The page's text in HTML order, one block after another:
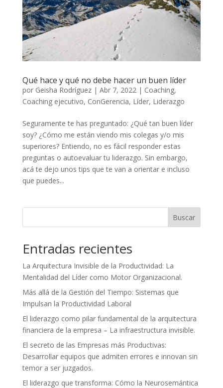
Qué hace y qué no debe hacer un buen líder
por Geisha Rodríguez| Abr 7, 2022| Coaching,
Coaching ejecutivo, ConGerencia, Líder, Liderazgo
Seguramente te has preguntado: ¿Qué tan buen líder
soy? ¿Cómo me están viendo mis colegas y/o mis
superiores? Entiendo, no es fácil responder estas
preguntas o autoevaluar tu liderazgo. Sin embargo,
acá te dejo unos tips que te van a orientar e incluso
que puedes...
Buscar
Entradas recientes
La Arquitectura Invisible de la Productividad: La
Mentalidad del Líder como Motor Organizacional.
Más allá de la Gestión del Tiempo: Sistemas que
Impulsan la Productividad Laboral
El liderazgo como pilar fundamental de la arquitectura
financiera de la empresa – La infraestructura invisible.
El secreto de las Empresas más Productivas:
Desarrollar equipos que admiten errores e innovan sin
temor a ser juzgados.
El liderazgo que transforma: Cómo la Neurosemántica